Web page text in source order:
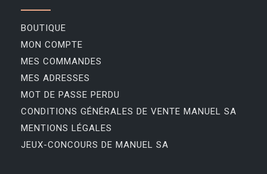
BOUTIQUE
MON COMPTE
MES COMMANDES
MES ADRESSES
MOT DE PASSE PERDU
CONDITIONS GÉNÉRALES DE VENTE MANUEL SA
MENTIONS LÉGALES
JEUX-CONCOURS DE MANUEL SA